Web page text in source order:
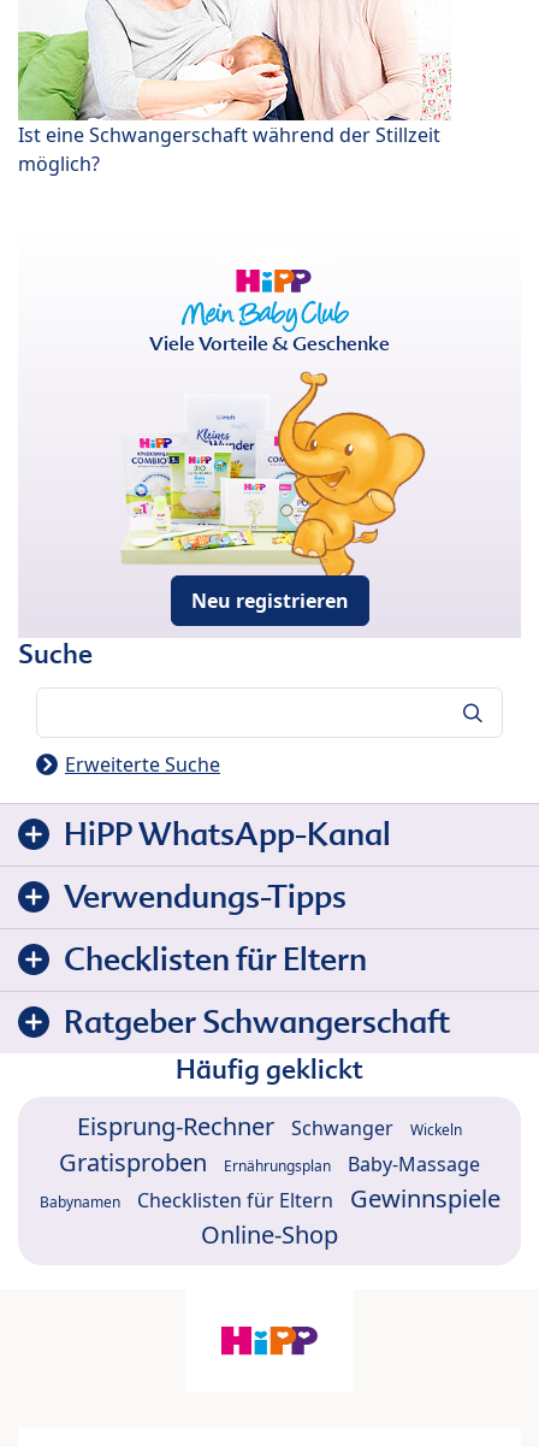
Ist eine Schwangerschaft während der Stillzeit
möglich?
Viele Vorteile & Geschenke
Neu registrieren
Suche
Erweiterte Suche
HiPP WhatsApp-Kanal
Verwendungs-Tipps
Checklisten für Eltern
Ratgeber Schwangerschaft
Häufig geklickt
Eisprung-Rechner Schwanger Wickeln
Gratisproben Ernährungsplan Baby-Massage
Babynamen Checklisten für Eltern
Gewinnspiele
Online-Shop